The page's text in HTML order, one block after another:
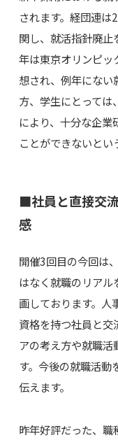
されます。経団連
関し、就活指針廃
年は東京オリンピッ
想され、例年にない
方、学生にとっては
により、十分な企業
ことができないとい
■社員と直接交
感
開催3回目の今回は
はなく就職のリア
画しております。人
資格を持つ社員と交
アの考え方や就職
す。今後の就職活動
伝えます。
昨年好評だった、職